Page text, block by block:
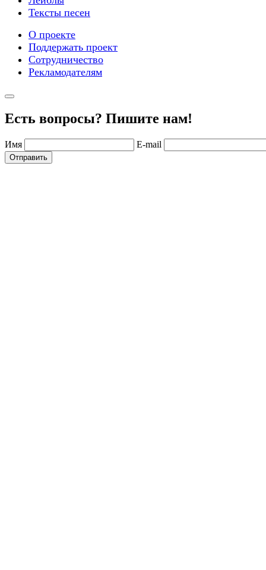
Тексты песен
О проекте
Поддержать проект
Сотрудничество
Рекламодателям
Есть вопросы? Пишите нам!
Имя E-mail